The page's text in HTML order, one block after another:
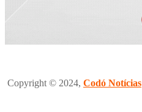
Copyright © 2024, Codó Notícias